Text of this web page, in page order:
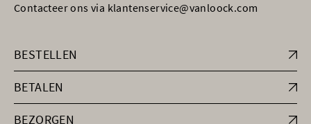
Contacteer ons via klantenservice@vanloock.com
BESTELLEN
BETALEN
BEZORGEN